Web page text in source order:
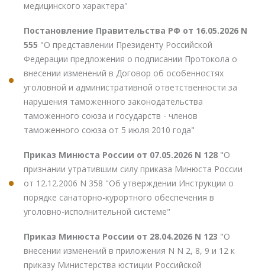
медицинского характера"
Постановление Правительства РФ от 16.05.2026 N
555 "О представлении Президенту Российской
Федерации предложения о подписании Протокола о
внесении изменений в Договор об особенностях
уголовной и административной ответственности за
нарушения таможенного законодательства
таможенного союза и государств - членов
таможенного союза от 5 июля 2010 года"
Приказ Минюста России от 07.05.2026 N 128 "О
признании утратившим силу приказа Минюста России
от 12.12.2006 N 358 "Об утверждении Инструкции о
порядке санаторно-курортного обеспечения в
уголовно-исполнительной системе"
Приказ Минюста России от 28.04.2026 N 123 "О
внесении изменений в приложения N N 2, 8, 9 и 12 к
приказу Министерства юстиции Российской